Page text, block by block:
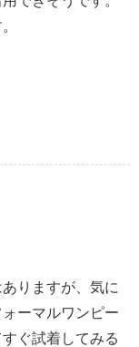
りますが、気に
ーマルワンピー
ぐ試着してみる